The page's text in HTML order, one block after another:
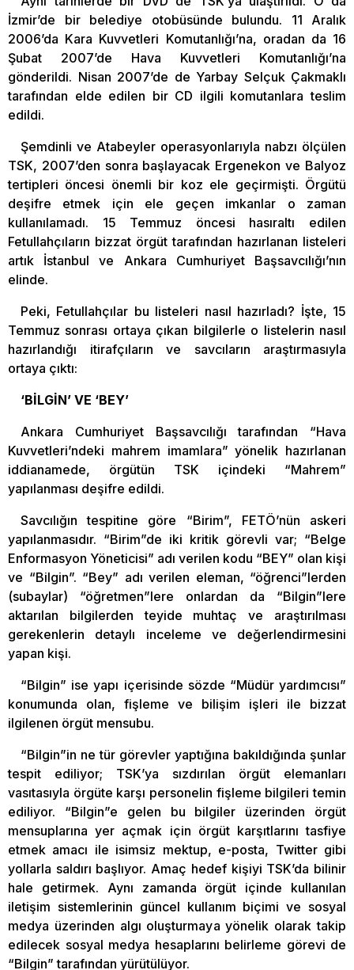
İzmir’de bir belediye otobüsünde bulundu. 11 Aralık
2006’da Kara Kuvvetleri Komutanlığı’na, oradan da 16
Şubat 2007’de Hava Kuvvetleri Komutanlığı’na
gönderildi. Nisan 2007’de de Yarbay Selçuk Çakmaklı
tarafından elde edilen bir CD ilgili komutanlara teslim
edildi.
Şemdinli ve Atabeyler operasyonlarıyla nabzı ölçülen
TSK, 2007’den sonra başlayacak Ergenekon ve Balyoz
tertipleri öncesi önemli bir koz ele geçirmişti. Örgütü
deşifre etmek için ele geçen imkanlar o zaman
kullanılamadı. 15 Temmuz öncesi hasıraltı edilen
Fetullahçıların bizzat örgüt tarafından hazırlanan listeleri
artık İstanbul ve Ankara Cumhuriyet Başsavcılığı’nın
elinde.
Peki, Fetullahçılar bu listeleri nasıl hazırladı? İşte, 15
Temmuz sonrası ortaya çıkan bilgilerle o listelerin nasıl
hazırlandığı itirafçıların ve savcıların araştırmasıyla
ortaya çıktı:
‘BİLGİN’ VE ‘BEY’
Ankara Cumhuriyet Başsavcılığı tarafından “Hava
Kuvvetleri’ndeki mahrem imamlara” yönelik hazırlanan
iddianamede, örgütün TSK içindeki “Mahrem”
yapılanması deşifre edildi.
Savcılığın tespitine göre “Birim”, FETÖ’nün askeri
yapılanmasıdır. “Birim”de iki kritik görevli var; “Belge
Enformasyon Yöneticisi” adı verilen kodu “BEY” olan kişi
ve “Bilgin”. “Bey” adı verilen eleman, “öğrenci”lerden
(subaylar) “öğretmen”lere onlardan da “Bilgin”lere
aktarılan bilgilerden teyide muhtaç ve araştırılması
gerekenlerin detaylı inceleme ve değerlendirmesini
yapan kişi.
“Bilgin” ise yapı içerisinde sözde “Müdür yardımcısı”
konumunda olan, fişleme ve bilişim işleri ile bizzat
ilgilenen örgüt mensubu.
“Bilgin”in ne tür görevler yaptığına bakıldığında şunlar
tespit ediliyor; TSK’ya sızdırılan örgüt elemanları
vasıtasıyla örgüte karşı personelin fişleme bilgileri temin
ediliyor. “Bilgin”e gelen bu bilgiler üzerinden örgüt
mensuplarına yer açmak için örgüt karşıtlarını tasfiye
etmek amacı ile isimsiz mektup, e-posta, Twitter gibi
yollarla saldırı başlıyor. Amaç hedef kişiyi TSK’da bilinir
hale getirmek. Aynı zamanda örgüt içinde kullanılan
iletişim sistemlerinin güncel kullanım biçimi ve sosyal
medya üzerinden algı oluşturmaya yönelik olarak takip
edilecek sosyal medya hesaplarını belirleme görevi de
“Bilgin” tarafından yürütülüyor.